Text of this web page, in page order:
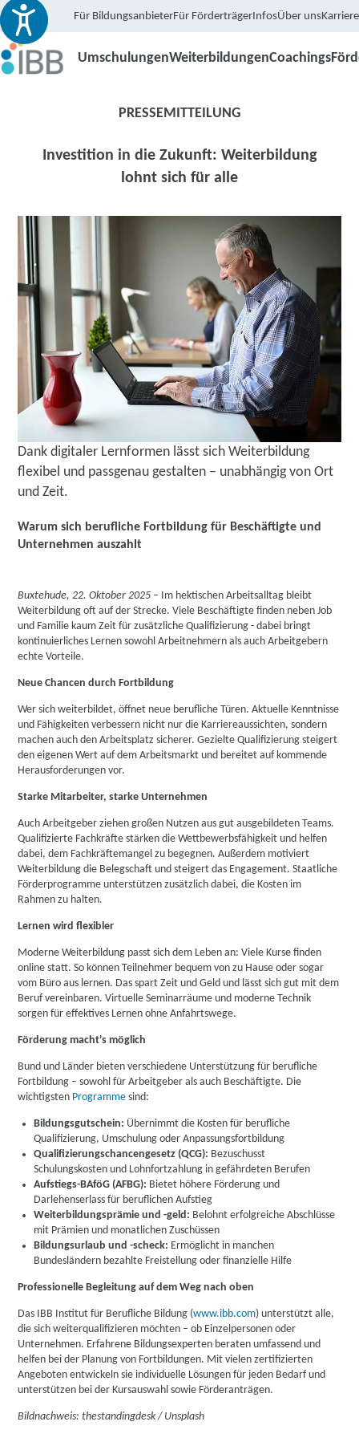
Für BildungsanbieterFür FörderträgerInfosÜber unsKarriere
UmschulungenWeiterbildungenCoachings
PRESSEMITTEILUNG
Investition in die Zukunft: Weiterbildung
lohnt sich für alle
Dank digitaler Lernformen lässt sich Weiterbildung
flexibel und passgenau gestalten – unabhängig von Ort
und Zeit.
Warum sich berufliche Fortbildung für Beschäftigte und
Unternehmen auszahlt
Buxtehude, 22. Oktober 2025 – Im hektischen Arbeitsalltag bleibt
Weiterbildung oft auf der Strecke. Viele Beschäftigte finden neben Job
und Familie kaum Zeit für zusätzliche Qualifizierung - dabei bringt
kontinuierliches Lernen sowohl Arbeitnehmern als auch Arbeitgebern
echte Vorteile.
Neue Chancen durch Fortbildung
Wer sich weiterbildet, öffnet neue berufliche Türen. Aktuelle Kenntnisse
und Fähigkeiten verbessern nicht nur die Karriereaussichten, sondern
machen auch den Arbeitsplatz sicherer. Gezielte Qualifizierung steigert
den eigenen Wert auf dem Arbeitsmarkt und bereitet auf kommende
Herausforderungen vor.
Starke Mitarbeiter, starke Unternehmen
Auch Arbeitgeber ziehen großen Nutzen aus gut ausgebildeten Teams.
Qualifizierte Fachkräfte stärken die Wettbewerbsfähigkeit und helfen
dabei, dem Fachkräftemangel zu begegnen. Außerdem motiviert
Weiterbildung die Belegschaft und steigert das Engagement. Staatliche
Förderprogramme unterstützen zusätzlich dabei, die Kosten im
Rahmen zu halten.
Lernen wird flexibler
Moderne Weiterbildung passt sich dem Leben an: Viele Kurse finden
online statt. So können Teilnehmer bequem von zu Hause oder sogar
vom Büro aus lernen. Das spart Zeit und Geld und lässt sich gut mit dem
Beruf vereinbaren. Virtuelle Seminarräume und moderne Technik
sorgen für effektives Lernen ohne Anfahrtswege.
Förderung macht's möglich
Bund und Länder bieten verschiedene Unterstützung für berufliche
Fortbildung – sowohl für Arbeitgeber als auch Beschäftigte. Die
wichtigsten Programme sind:
Bildungsgutschein: Übernimmt die Kosten für berufliche
Qualifizierung, Umschulung oder Anpassungsfortbildung
Qualifizierungschancengesetz (QCG): Bezuschusst
Schulungskosten und Lohnfortzahlung in gefährdeten Berufen
Aufstiegs-BAföG (AFBG): Bietet höhere Förderung und
Darlehenserlass für beruflichen Aufstieg
Weiterbildungsprämie und -geld: Belohnt erfolgreiche Abschlüsse
mit Prämien und monatlichen Zuschüssen
Bildungsurlaub und -scheck: Ermöglicht in manchen
Bundesländern bezahlte Freistellung oder finanzielle Hilfe
Professionelle Begleitung auf dem Weg nach oben
Das IBB Institut für Berufliche Bildung (www.ibb.com) unterstützt alle,
die sich weiterqualifizieren möchten – ob Einzelpersonen oder
Unternehmen. Erfahrene Bildungsexperten beraten umfassend und
helfen bei der Planung von Fortbildungen. Mit vielen zertifizierten
Angeboten entwickeln sie individuelle Lösungen für jeden Bedarf und
unterstützen bei der Kursauswahl sowie Förderanträgen.
Bildnachweis: thestandingdesk / Unsplash